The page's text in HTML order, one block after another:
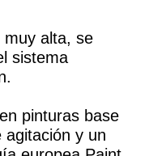
muy alta, se
sistema
pinturas base
agitación y un